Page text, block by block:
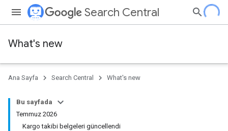
Search Central
What's new
Ana Sayfa Search Central What's new
Bu sayfada
Temmuz 2026
Kargo takibi belgeleri güncellendi